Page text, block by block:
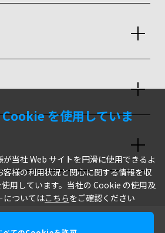
を使用していま
当社 Web サイトを円滑に使用できるよ
客様の利用状況と関心に関する情報を収
用しています。当社の Cookie の使用及
についてはこちらをご確認ください